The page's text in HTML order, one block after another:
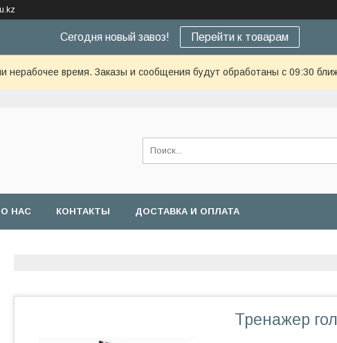
Сегодня новый завоз! Перейти к товарам
нерабочее время. Заказы и сообщения будут обработаны с 09:30
О НАС КОНТАКТЫ ДОСТАВКА И ОПЛАТА
Тренажер